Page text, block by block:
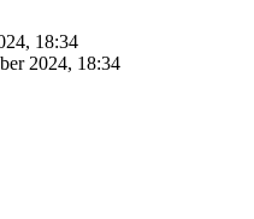
18:34
2024, 18:34